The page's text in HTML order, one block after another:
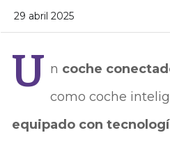
29 abril 2025
U n coche
como coche
equipado con